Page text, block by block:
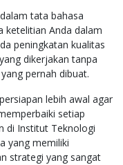
tata bahasa
ketelitian Anda dalam
peningkatan kualitas
dikerjakan tanpa
pernah dibuat.
lebih awal agar
setiap
di Institut Teknologi
yang memiliki
strategi yang sangat